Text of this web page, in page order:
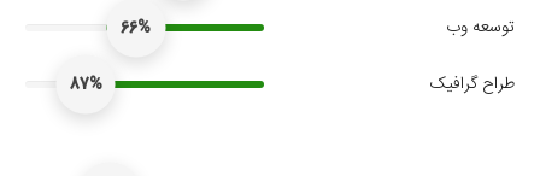
توسعه وب 66%
طراح گرافیک 87%